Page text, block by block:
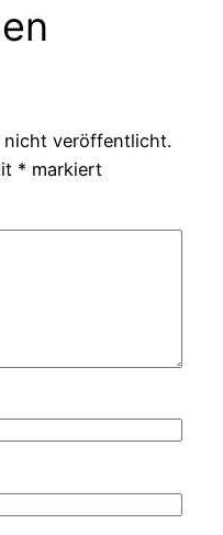
nicht veröffentlicht.
* markiert